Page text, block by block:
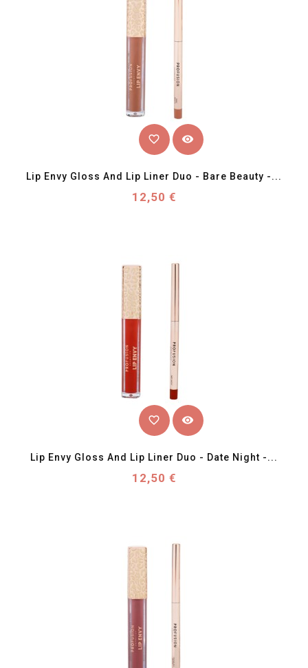
favorite_border visibility
Lip Envy Gloss And Lip Liner Duo - Bare Beauty -...
Prix
12,50 €
favorite_border visibility
Lip Envy Gloss And Lip Liner Duo - Date Night -...
Prix
12,50 €